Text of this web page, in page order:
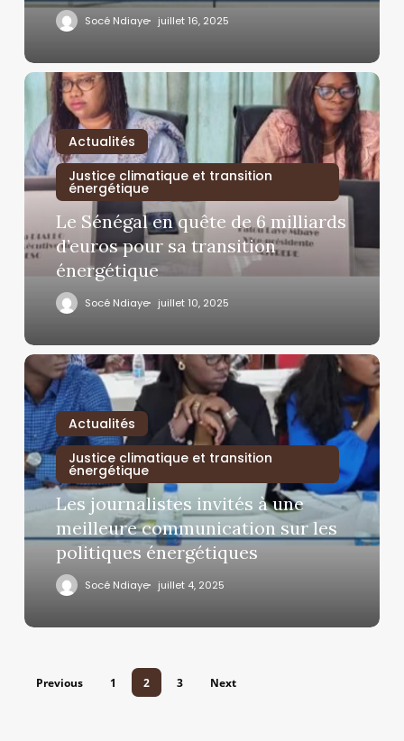
Socé Ndiaye juillet 16, 2025
Actualités
Justice climatique et transition
énergétique
Le Sénégal en quête de 6 milliards
d’euros pour sa transition
énergétique
Socé Ndiaye juillet 10, 2025
Actualités
Justice climatique et transition
énergétique
Les journalistes invités à une
meilleure communication sur les
politiques énergétiques
Socé Ndiaye juillet 4, 2025
Previous 1 2 3 Next